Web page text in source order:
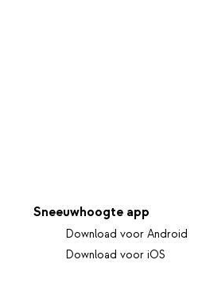
Sneeuwhoogte app
Download voor Android
Download voor iOS